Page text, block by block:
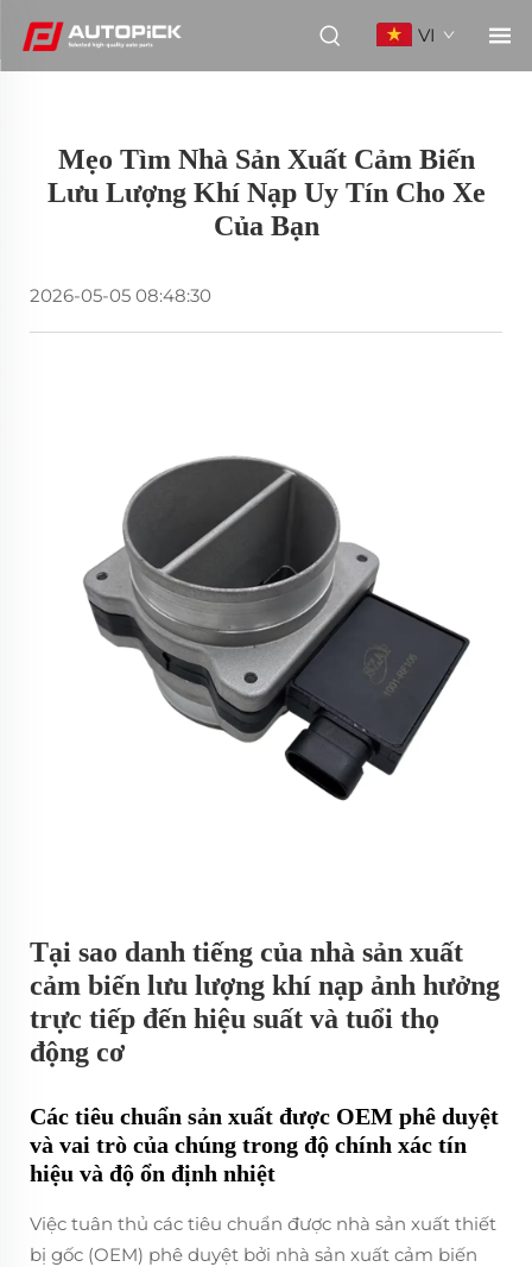
VI
Mẹo Tìm Nhà Sản Xuất Cảm Biến
Lưu Lượng Khí Nạp Uy Tín Cho Xe
Của Bạn
2026-05-05 08:48:30
Tại sao danh tiếng của nhà sản xuất
cảm biến lưu lượng khí nạp ảnh hưởng
trực tiếp đến hiệu suất và tuổi thọ
động cơ
Các tiêu chuẩn sản xuất được OEM phê duyệt
và vai trò của chúng trong độ chính xác tín
hiệu và độ ổn định nhiệt
Việc tuân thủ các tiêu chuẩn được nhà sản xuất thiết
bị gốc (OEM) phê duyệt bởi nhà sản xuất cảm biến